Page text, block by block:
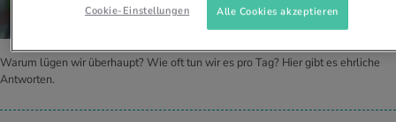
Die Wahr­heit über das Lügen
Warum lügen wir überhaupt? Wie oft tun wir es pro Tag? Hier gibt es ehrliche
Antworten.
Cookie-Einstellungen Alle Cookies akzeptieren